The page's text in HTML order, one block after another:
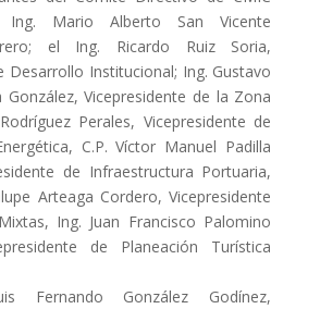
Ing. Mario Alberto San Vicente
el Ing. Ricardo Ruiz Soria,
Desarrollo Institucional; Ing. Gustavo
Vicepresidente de la Zona
Perales, Vicepresidente de
C.P. Víctor Manuel Padilla
de Infraestructura Portuaria,
Arteaga Cordero, Vicepresidente
Ing. Juan Francisco Palomino
de Planeación Turística
González Godínez,